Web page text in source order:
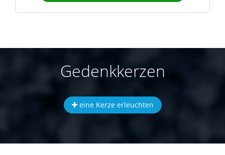
Gedenkkerzen
eine Kerze erleuchten